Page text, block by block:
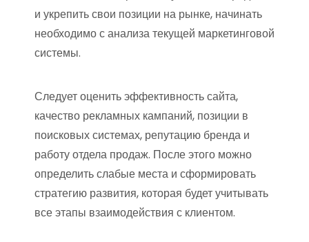
и укрепить свои позиции на рынке, начинать
необходимо с анализа текущей маркетинговой
системы.
Следует оценить эффективность сайта,
качество рекламных кампаний, позиции в
поисковых системах, репутацию бренда и
работу отдела продаж. После этого можно
определить слабые места и сформировать
стратегию развития, которая будет учитывать
все этапы взаимодействия с клиентом.